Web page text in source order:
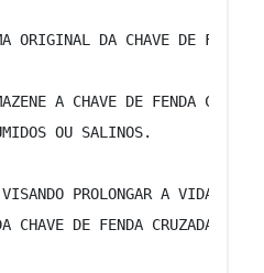
ORIGINAL DA CHAVE DE FENDA
A CHAVE DE FENDA
OU SALINOS.
PROLONGAR A VIDA
CHAVE DE FENDA CRUZADA